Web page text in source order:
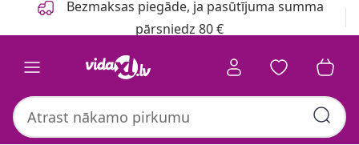
Bezmaksas piegāde, ja pasūtījuma summa
pārsniedz 80 €